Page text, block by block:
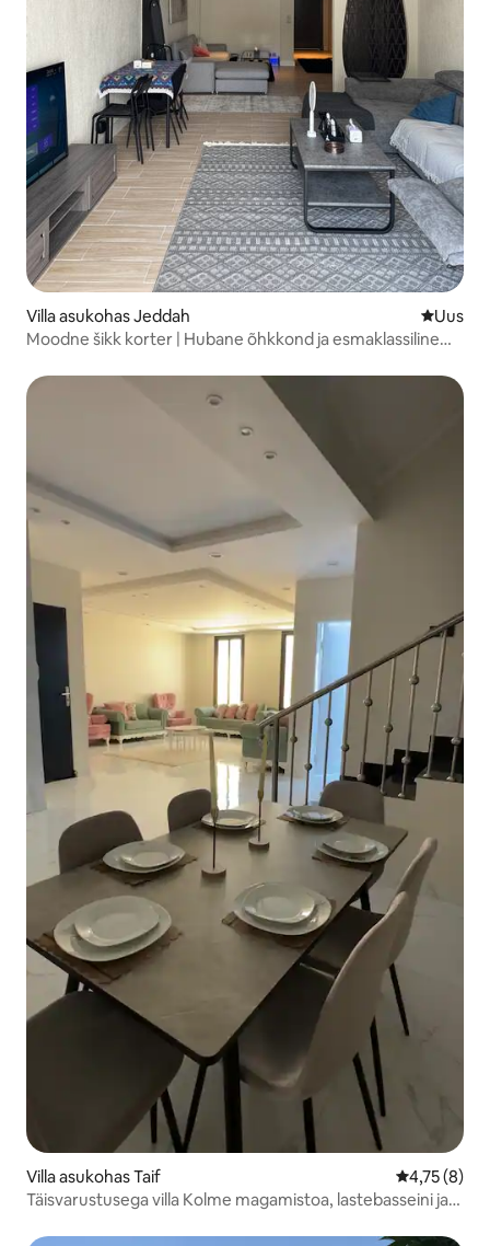
Villa asukohas Jeddah Uus
Uus
Moodne šikk korter | Hubane õhkkond ja esmaklassiline
Villa asukohas Taif Keskmine
4,75 (8)
Täisvarustusega villa Kolme magamistoa, lastebasseini ja